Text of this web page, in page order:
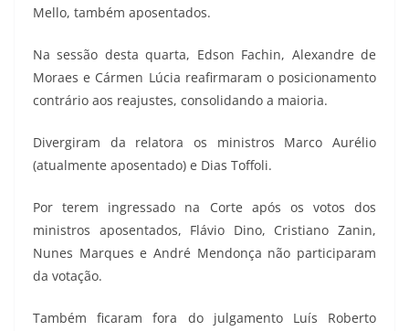
Mello, também aposentados.
Na sessão desta quarta, Edson Fachin, Alexandre de
Moraes e Cármen Lúcia reafirmaram o posicionamento
contrário aos reajustes, consolidando a maioria.
Divergiram da relatora os ministros Marco Aurélio
(atualmente aposentado) e Dias Toffoli.
Por terem ingressado na Corte após os votos dos
ministros aposentados, Flávio Dino, Cristiano Zanin,
Nunes Marques e André Mendonça não participaram
da votação.
Também ficaram fora do julgamento Luís Roberto